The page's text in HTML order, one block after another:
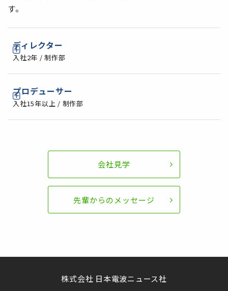
す。
ディレクター
入社2年 / 制作部
12:00 昼食
会社に戻りながら食事。
会社に戻り、メール等をチェック。社内で相談し
ィレクターを担当することに。
プロデューサー
入社15年以上 / 制作部
一日のはじまりはメールの確認から。取材の手配
から、新しく始まる企画のスケジュールの調整ま
で。制作現場を支えるために欠かせません。
ディレクターが提案した企画を精査します。普通
合によってはすぐにGOになることも。
会社見学
先輩からのメッセージ
株式会社 日本電波ニュース社